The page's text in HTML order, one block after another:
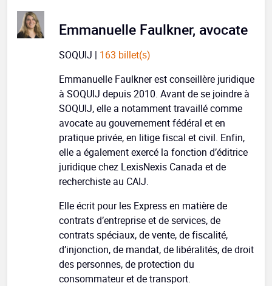
Emmanuelle Faulkner, avocate
SOQUIJ | 163 billet(s)
Emmanuelle Faulkner est conseillère juridique
à SOQUIJ depuis 2010. Avant de se joindre à
SOQUIJ, elle a notamment travaillé comme
avocate au gouvernement fédéral et en
pratique privée, en litige fiscal et civil. Enfin,
elle a également exercé la fonction d’éditrice
juridique chez LexisNexis Canada et de
recherchiste au CAIJ.
Elle écrit pour les Express en matière de
contrats d’entreprise et de services, de
contrats spéciaux, de vente, de fiscalité,
d’injonction, de mandat, de libéralités, de droit
des personnes, de protection du
consommateur et de transport.